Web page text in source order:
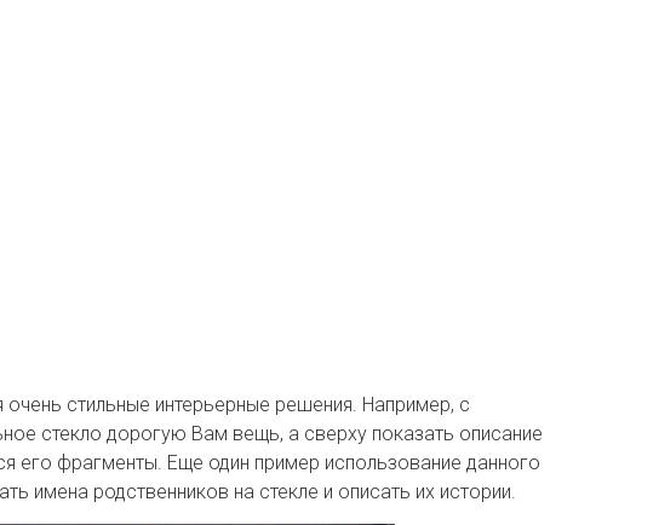
стильные интерьерные решения. Например, с
стекло дорогую Вам вещь, а сверху показать описание
его фрагменты. Еще один пример использование данного
имена родственников на стекле и описать их истории.